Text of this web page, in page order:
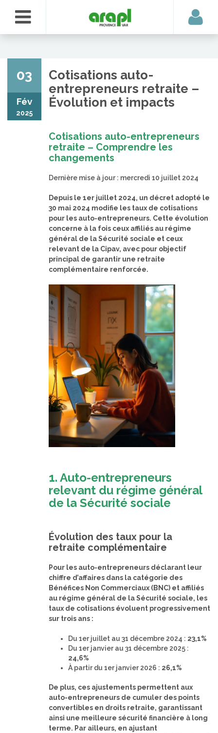
03
Fév
2025
Cotisations auto-
entrepreneurs retraite –
Évolution et impacts
Cotisations auto-entrepreneurs
retraite – Comprendre les
changements
Dernière mise à jour : mercredi 10 juillet 2024
Depuis le 1er juillet 2024, un décret adopté le
30 mai 2024 modifie les taux de cotisations
pour les auto-entrepreneurs. Cette évolution
concerne à la fois ceux affiliés au régime
général de la Sécurité sociale et ceux
relevant de la Cipav, avec pour objectif
principal de garantir une retraite
complémentaire renforcée.
1. Auto-entrepreneurs
relevant du régime général
de la Sécurité sociale
Évolution des taux pour la
retraite complémentaire
Pour les auto-entrepreneurs déclarant leur
chiffre d’affaires dans la catégorie des
Bénéfices Non Commerciaux (BNC) et affiliés
au régime général de la Sécurité sociale, les
taux de cotisations évoluent progressivement
sur trois ans :
Du 1er juillet au 31 décembre 2024 : 23,1%
Du 1er janvier au 31 décembre 2025 :
24,6%
À partir du 1er janvier 2026 : 26,1%
De plus, ces ajustements permettent aux
auto-entrepreneurs de cumuler des points
convertibles en droits retraite, garantissant
ainsi une meilleure sécurité financière à long
terme. Par ailleurs, en ajustant